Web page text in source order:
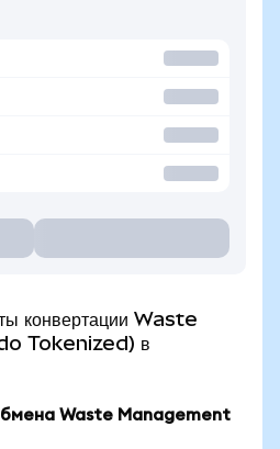
конвертации Waste
Tokenized) в
Waste Management